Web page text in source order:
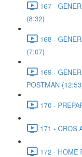
167 -
(8:32)
168 -
(7:07)
169 -
POSTMAN
170 -
171 - CROS
172 - HOME